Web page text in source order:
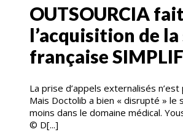
OUTSOURCIA fait
l’acquisition de
française
La prise d’appels externalisés
Mais Doctolib a bien « disrupté » le
moins dans le domaine médical.
© D[...]